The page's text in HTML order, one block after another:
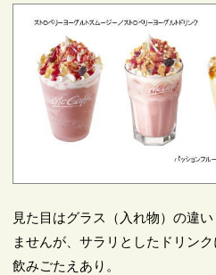
見た目はグラス（入れ物）の違
ませんが、サラリとしたドリン
飲みごたえあり。